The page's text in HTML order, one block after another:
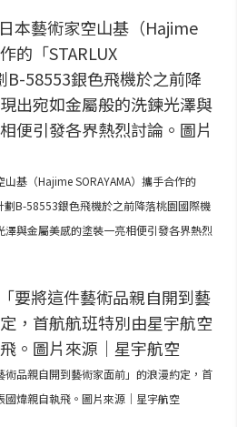
基（Hajime SORAYAMA）攜手合作的
計劃B-58553銀色飛機於之前降落桃園國際機
與金屬美感的塗裝一亮相便引發各界熱烈
品親自開到藝術家面前」的浪漫約定，首
煒親自執飛。圖片來源｜星宇航空